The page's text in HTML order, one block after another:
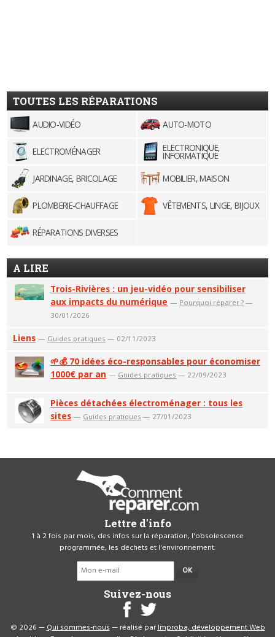
TOUTES LES RÉPARATIONS
AUDIO-VIDÉO AUTO-MOTO
ELECTROMÉNAGER ELECTRONIQUE,
INFORMATIQUE
JARDINAGE, BRICOLAGE
MOBILIER, MAISON
PLOMBERIE-CHAUFFAGE VÊTEMENTS, LINGE, BIJOUX
RÉPARATIONS DIVERSES
A LIRE
Trois-Rivières : un jeu-vidéo pour sensibiliser
aux impacts du numérique — Pourquoi réparer ? —
30/01/2026
Liens — Guides pratiques — 02/11/2023
🌱💰 70 idées éco-responsables pour économiser
1000€ par an — Guides pratiques — 22/09/2023
Pièces détachées électroménager : tous les
sites — Guides pratiques — 27/01/2023
Lettre d'info
1 à 2 fois par mois, des infos sur la réparation, l'obsolescence
programmée, les déchets et l'environnement.
OK
Suivez-nous
© 2026 —Qui sommes-nous— réalisé parImproba, développement Web